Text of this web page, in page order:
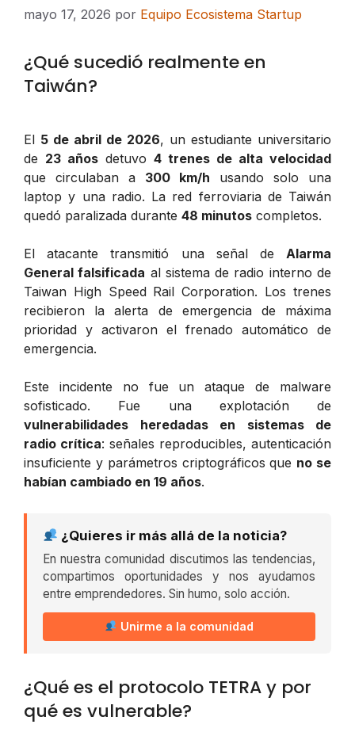
mayo 17, 2026 por Equipo Ecosistema Startup
¿Qué sucedió realmente en
Taiwán?
El 5 de abril de 2026, un estudiante universitario
de 23 años detuvo 4 trenes de alta velocidad
que circulaban a 300 km/h usando solo una
laptop y una radio. La red ferroviaria de Taiwán
quedó paralizada durante 48 minutos completos.
El atacante transmitió una señal de Alarma
General falsificada al sistema de radio interno de
Taiwan High Speed Rail Corporation. Los trenes
recibieron la alerta de emergencia de máxima
prioridad y activaron el frenado automático de
emergencia.
Este incidente no fue un ataque de malware
sofisticado. Fue una explotación de
vulnerabilidades heredadas en sistemas de
radio crítica: señales reproducibles, autenticación
insuficiente y parámetros criptográficos que no se
habían cambiado en 19 años.
¿Quieres ir más allá de la noticia?
En nuestra comunidad discutimos las tendencias,
compartimos oportunidades y nos ayudamos
entre emprendedores. Sin humo, solo acción.
Unirme a la comunidad
¿Qué es el protocolo TETRA y por
qué es vulnerable?